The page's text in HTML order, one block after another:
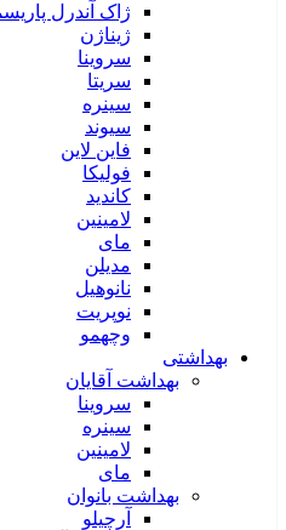
ژاک آندرل
ژیناژن
سروینا
سریتا
سینره
سیوند
فاین لاین
فولیکا
کاندید
لامینین
مای
مدیلن
نانوهیل
نوپریت
وچهمو
بهداشتی
بهداشت آقایان
سروینا
سینره
لامینین
مای
بهداشت بانوان
آرچیلو